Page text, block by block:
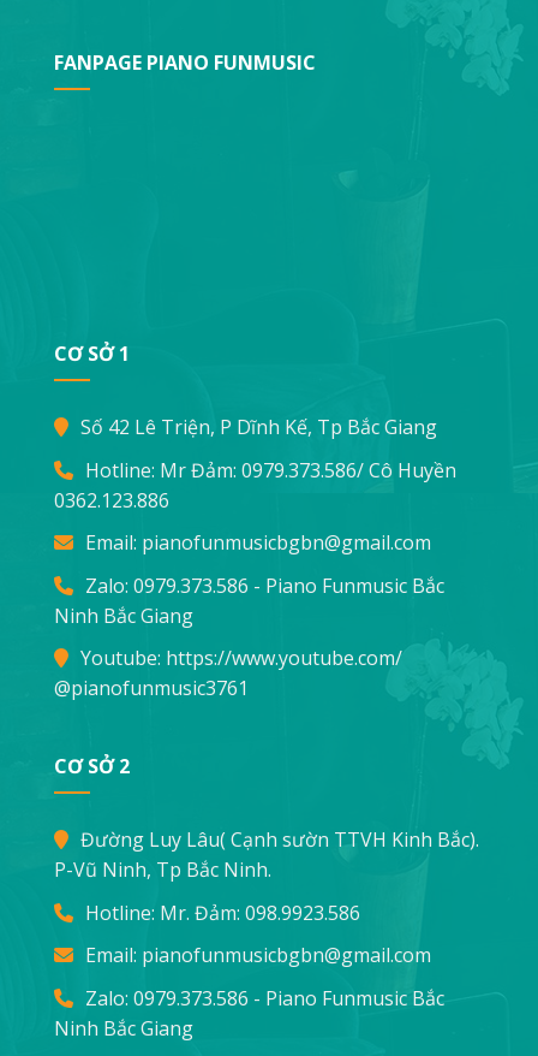
FANPAGE PIANO FUNMUSIC
CƠ SỞ 1
Số 42 Lê Triện, P Dĩnh Kế, Tp Bắc Giang
Hotline: Mr Đảm: 0979.373.586/ Cô Huyền
0362.123.886
Email: pianofunmusicbgbn@gmail.com
Zalo: 0979.373.586 - Piano Funmusic Bắc
Ninh Bắc Giang
Youtube: https://www.youtube.com/
@pianofunmusic3761
CƠ SỞ 2
Đường Luy Lâu( Cạnh sườn TTVH Kinh Bắc).
P-Vũ Ninh, Tp Bắc Ninh.
Hotline: Mr. Đảm: 098.9923.586
Email: pianofunmusicbgbn@gmail.com
Zalo: 0979.373.586 - Piano Funmusic Bắc
Ninh Bắc Giang